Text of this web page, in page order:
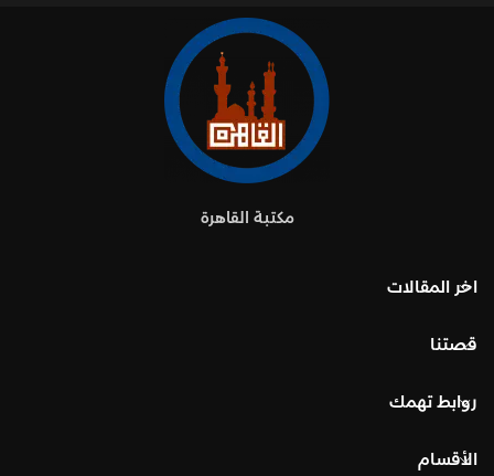
مكتبة القاهرة
اخر المقالات
قصتنا
روابط تهمك
الأقسام